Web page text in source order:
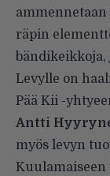
räpin
Levylle on
Pää Kii -
Antti
myös levyn
Kuulamaiseen